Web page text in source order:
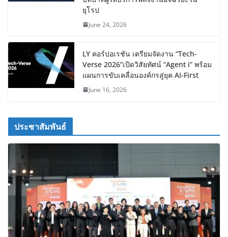
ยุโรป
June 24, 2026
LY คอร์ปอเรชัน เตรียมจัดงาน “Tech-
Verse 2026”เปิดวิสัยทัศน์ “Agent i” พร้อม
แผนการขับเคลื่อนองค์กรสู่ยุค AI-First
June 16, 2026
ประชาสัมพันธ์